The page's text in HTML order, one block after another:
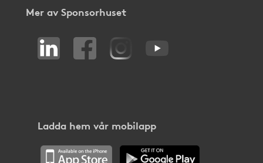
Mer av Sponsorhuset
Ladda hem vår mobilapp